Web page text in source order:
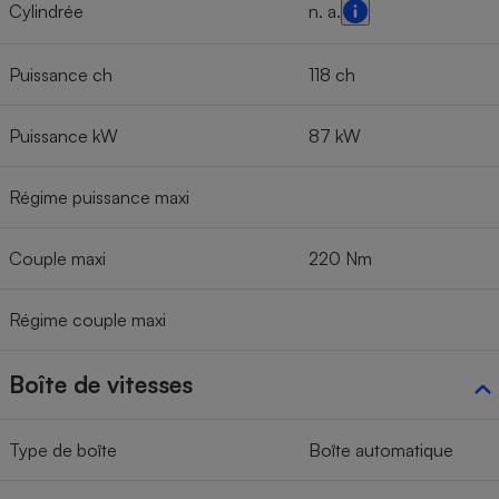
Cylindrée n. a.
Puissance ch 118 ch
Puissance kW 87 kW
Régime puissance maxi
Couple maxi 220 Nm
Régime couple maxi
Boîte de vitesses
Type de boîte Boîte automatique